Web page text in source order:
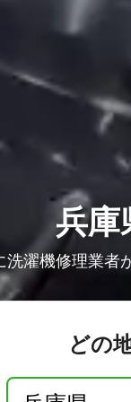
兵庫
洗濯機修理業者
どの